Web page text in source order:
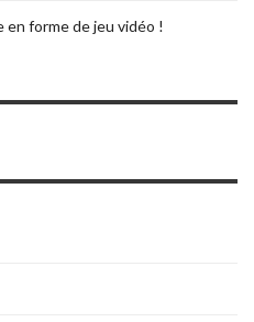
en forme de jeu vidéo !